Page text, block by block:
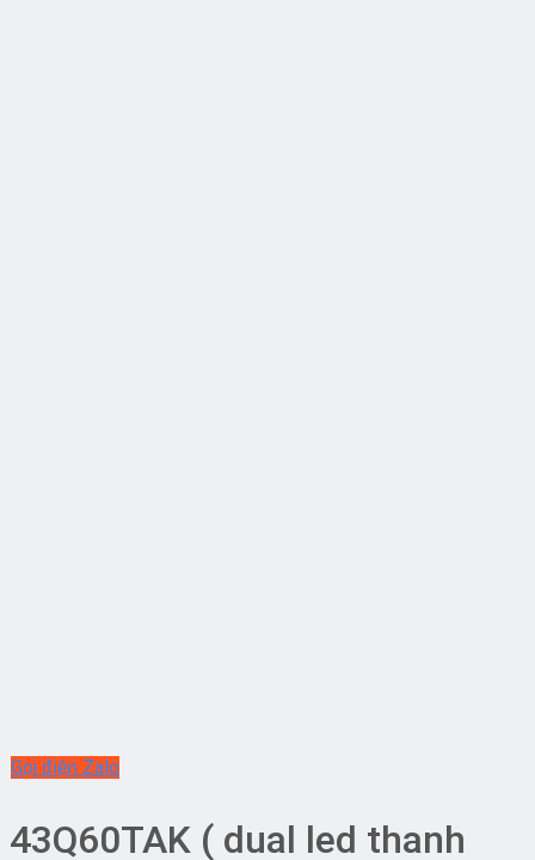
Gọi điện Zalo
43Q60TAK ( dual led thanh